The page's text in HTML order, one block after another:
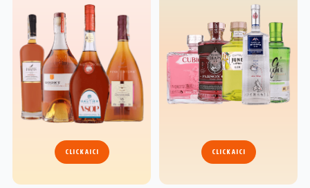
CLICK AICI CLICK AICI